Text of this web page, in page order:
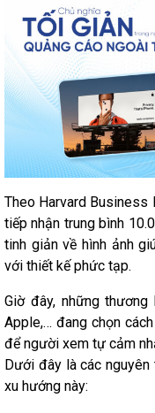
Theo Harvard Business
tiếp nhận trung bình
tinh giản về hình ảnh
với thiết kế phức tạp.
Giờ đây, những thương
Apple,… đang chọn
để người xem tự cảm
Dưới đây là các
xu hướng này: